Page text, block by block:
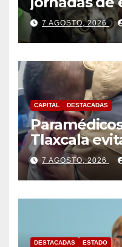
para perros
7 AGOSTO, 2026
CAPITAL DESTACADAS
Tlaxcala
sufra
hipotermia
cisterna
7 AGOSTO, 2026
DESTACADAS ESTADO